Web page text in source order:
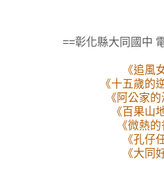
==彰化縣大同國中
《追風
《十五歲的
《阿公家的
《百果山
《微熱的
《孔仔
《大同